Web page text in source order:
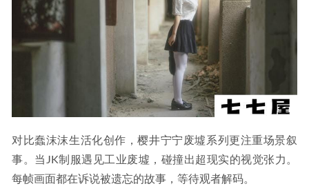
对比蠢沫沫生活化创作，樱井宁宁废墟系列更注重场景叙
事。当JK制服遇见工业废墟，碰撞出超现实的视觉张力。
每帧画面都在诉说被遗忘的故事，等待观者解码。